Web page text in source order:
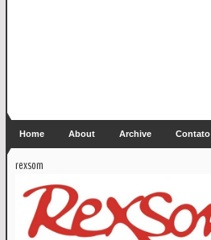
Home About Archive Contato
rexsom